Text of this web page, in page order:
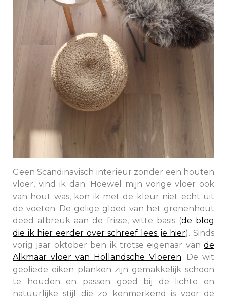
Geen Scandinavisch interieur zonder een houten
vloer, vind ik dan. Hoewel mijn vorige vloer ook
van hout was, kon ik met de kleur niet echt uit
de voeten. De gelige gloed van het grenenhout
deed afbreuk aan de frisse, witte basis (de blog
die ik hier eerder over schreef lees je hier). Sinds
vorig jaar oktober ben ik trotse eigenaar van de
Alkmaar vloer van Hollandsche Vloeren. De wit
geoliede eiken planken zijn gemakkelijk schoon
te houden en passen goed bij de lichte en
natuurlijke stijl die zo kenmerkend is voor de